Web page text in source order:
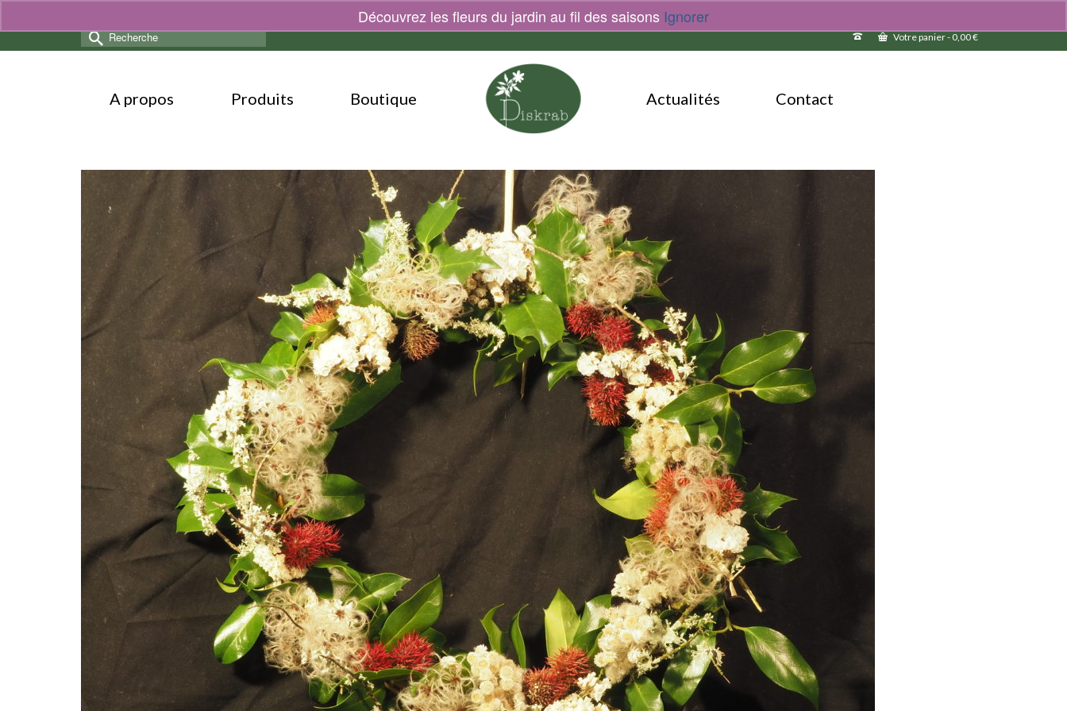
Découvrez les fleurs du jardin au fil des saisons Ignorer
Votre panier- 0,00€
Rechercher :
A propos Produits Boutique Actualités Contact